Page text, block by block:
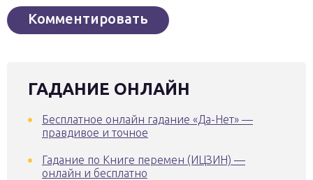
ГАДАНИЕ ОНЛАЙН
Бесплатное онлайн гадание «Да-Нет» —
правдивое и точное
Гадание по Книге перемен (ИЦЗИН) —
онлайн и бесплатно